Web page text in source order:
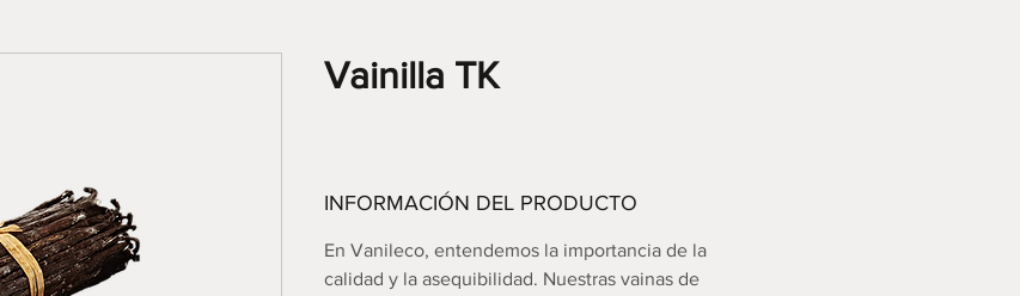
Vainilla TK
INFORMACIÓN DEL PRODUCTO
En Vanileco, entendemos la importancia de la
calidad y la asequibilidad. Nuestras vainas de